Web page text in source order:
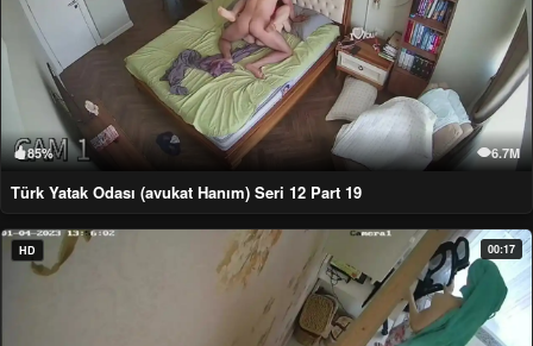
85% 6.7M
Türk Yatak Odası (avukat Hanım) Seri 12 Part 19
HD 00:17